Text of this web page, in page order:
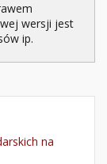
wersji jest
ip.
na